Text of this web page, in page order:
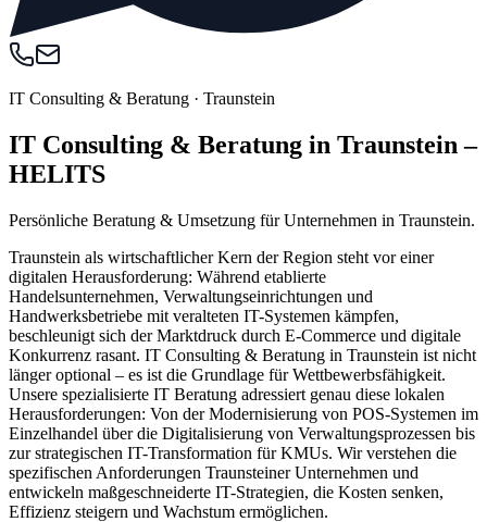
IT Consulting & Beratung · Traunstein
IT Consulting & Beratung in Traunstein –
HELITS
Persönliche Beratung & Umsetzung für Unternehmen in Traunstein.
Traunstein als wirtschaftlicher Kern der Region steht vor einer
digitalen Herausforderung: Während etablierte
Handelsunternehmen, Verwaltungseinrichtungen und
Handwerksbetriebe mit veralteten IT-Systemen kämpfen,
beschleunigt sich der Marktdruck durch E-Commerce und digitale
Konkurrenz rasant. IT Consulting & Beratung in Traunstein ist nicht
länger optional – es ist die Grundlage für Wettbewerbsfähigkeit.
Unsere spezialisierte IT Beratung adressiert genau diese lokalen
Herausforderungen: Von der Modernisierung von POS-Systemen im
Einzelhandel über die Digitalisierung von Verwaltungsprozessen bis
zur strategischen IT-Transformation für KMUs. Wir verstehen die
spezifischen Anforderungen Traunsteiner Unternehmen und
entwickeln maßgeschneiderte IT-Strategien, die Kosten senken,
Effizienz steigern und Wachstum ermöglichen.